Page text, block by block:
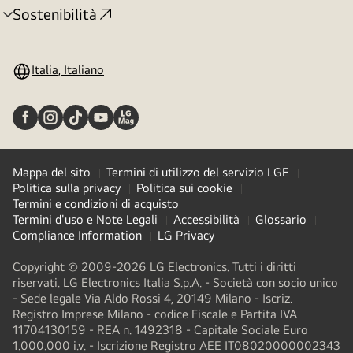
Sostenibilità
Attivazione
Italia, Italiano
Mappa del sito
Termini di utilizzo del servizio LGE
Politica sulla privacy
Politica sui cookie
Termini e condizioni di acquisto
Termini d'uso e Note Legali
Accessibilità
Glossario
Compliance Information
LG Privacy
Copyright © 2009-2026 LG Electronics. Tutti i diritti
riservati. LG Electronics Italia S.p.A. - Società con socio unico
- Sede legale Via Aldo Rossi 4, 20149 Milano - Iscriz.
Registro Imprese Milano - codice Fiscale e Partita IVA
11704130159 - REA n. 1492318 - Capitale Sociale Euro
1.000.000 i.v. - Iscrizione Registro AEE IT08020000002343​